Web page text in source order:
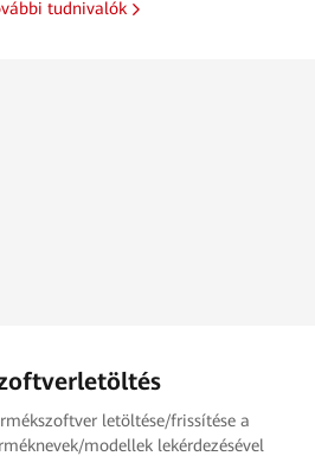
tudnivalók
letöltése/frissítése a
modellek lekérdezésével